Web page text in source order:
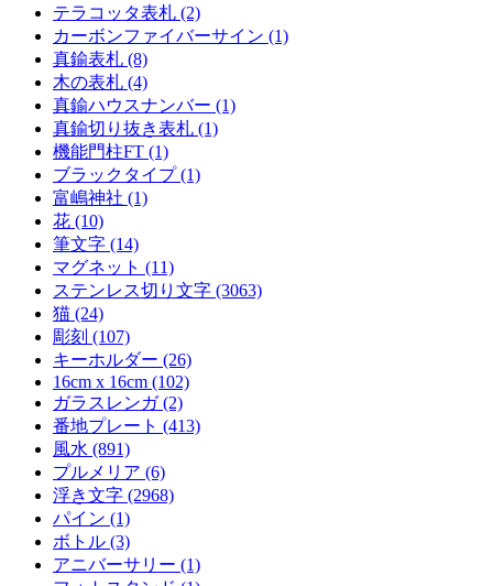
テラコッタ表札 (2)
カーボンファイバーサイン (1)
真鍮表札 (8)
木の表札 (4)
真鍮ハウスナンバー (1)
真鍮切り抜き表札 (1)
機能門柱FT (1)
ブラックタイプ (1)
富嶋神社 (1)
花 (10)
筆文字 (14)
マグネット (11)
ステンレス切り文字 (3063)
猫 (24)
彫刻 (107)
キーホルダー (26)
16cm x 16cm (102)
ガラスレンガ (2)
番地プレート (413)
風水 (891)
プルメリア (6)
浮き文字 (2968)
パイン (1)
ボトル (3)
アニバーサリー (1)